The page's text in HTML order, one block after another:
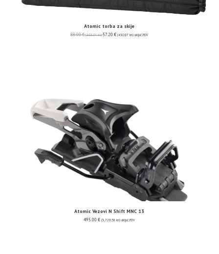
Atomic torba za skije
88.00€ (663.04 kn) 57.20 € (430.97 kn) uključ. PDV
Atomic Vezovi N Shift MNC 13
495.00 € (3,729.58 kn) uključ. PDV